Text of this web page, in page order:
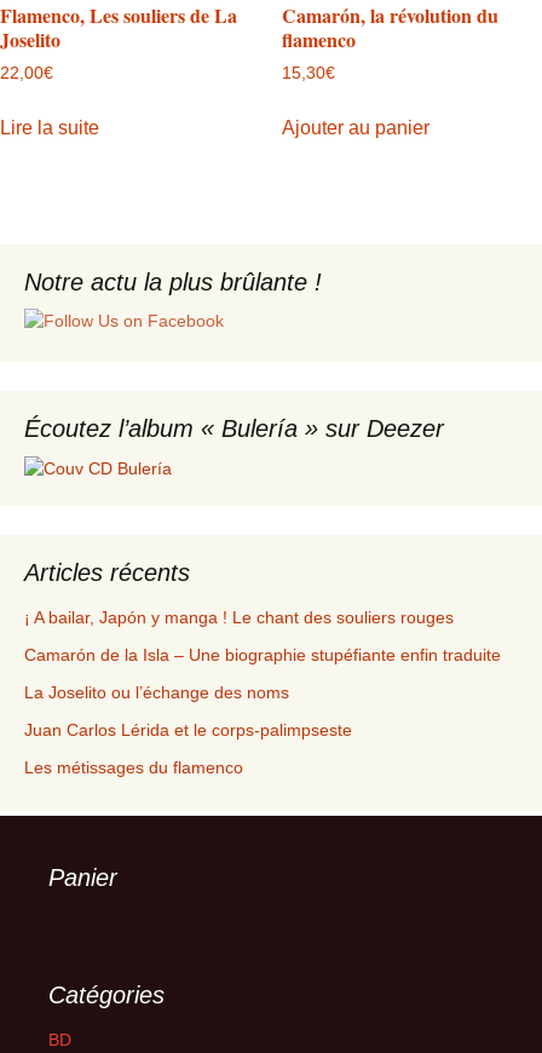
Flamenco, Les souliers de La
Joselito
22,00€
Lire la suite
Camarón, la révolution du
flamenco
15,30€
Ajouter au panier
Notre actu la plus brûlante !
Écoutez l’album « Bulería » sur Deezer
Articles récents
¡ A bailar, Japón y manga ! Le chant des souliers rouges
Camarón de la Isla – Une biographie stupéfiante enfin traduite
La Joselito ou l’échange des noms
Juan Carlos Lérida et le corps-palimpseste
Les métissages du flamenco
Panier
Catégories
BD